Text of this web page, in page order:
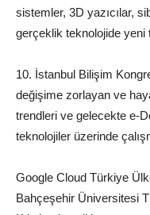
sistemler, 3D yazıcılar,
gerçeklik teknolojide yeni
10. İstanbul Bilişim
değişime zorlayan ve
trendleri ve gelecekte e-
teknolojiler üzerinde
Google Cloud Türkiye
Bahçeşehir Üniversitesi